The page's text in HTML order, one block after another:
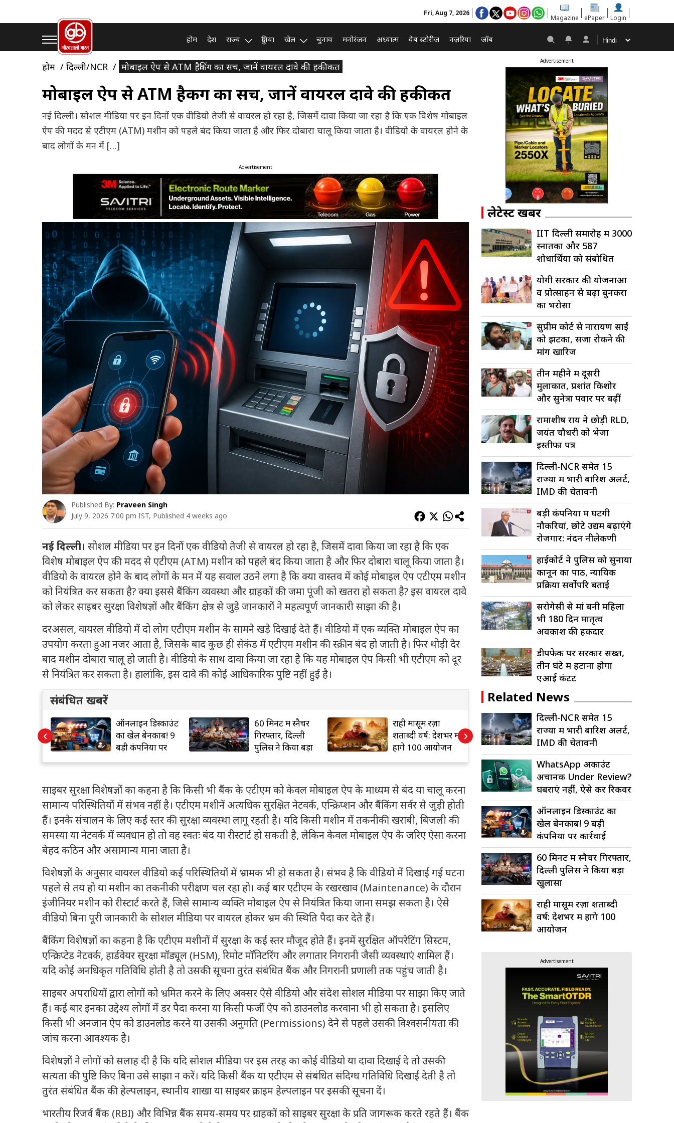
Fri, Aug 7, 2026
Magazine ePaper Login
होम देश राज्य दुनिया खेल चुनाव मनोरंजन अध्यात्म वेब स्टोरीज नज़रिया जॉब
होम दिल्ली/NCR मोबाइल ऐप से ATM हैकिंग का सच, जानें वायरल दावे की हकीकत
मोबाइल ऐप से ATM हैकिंग का सच, जानें वायरल दावे की हकीकत
नई दिल्ली। सोशल मीडिया पर इन दिनों एक वीडियो तेजी से वायरल हो रहा है, जिसमें दावा किया जा रहा है कि एक विशेष मोबाइल
ऐप की मदद से एटीएम (ATM) मशीन को पहले बंद किया जाता है और फिर दोबारा चालू किया जाता है। वीडियो के वायरल होने के
बाद लोगों के मन में […]
Advertisement
Published By: Praveen Singh
July 9, 2026 7:00 pm IST, Published 4 weeks ago
नई दिल्ली। सोशल मीडिया पर इन दिनों एक वीडियो तेजी से वायरल हो रहा है, जिसमें दावा किया जा रहा है कि एक
विशेष मोबाइल ऐप की मदद से एटीएम (ATM) मशीन को पहले बंद किया जाता है और फिर दोबारा चालू किया जाता है।
वीडियो के वायरल होने के बाद लोगों के मन में यह सवाल उठने लगा है कि क्या वास्तव में कोई मोबाइल ऐप एटीएम मशीन
को नियंत्रित कर सकता है? क्या इससे बैंकिंग व्यवस्था और ग्राहकों की जमा पूंजी को खतरा हो सकता है? इस वायरल दावे
को लेकर साइबर सुरक्षा विशेषज्ञों और बैंकिंग क्षेत्र से जुड़े जानकारों ने महत्वपूर्ण जानकारी साझा की है।
दरअसल, वायरल वीडियो में दो लोग एटीएम मशीन के सामने खड़े दिखाई देते हैं। वीडियो में एक व्यक्ति मोबाइल ऐप का
उपयोग करता हुआ नजर आता है, जिसके बाद कुछ ही सेकंड में एटीएम मशीन की स्क्रीन बंद हो जाती है। फिर थोड़ी देर
बाद मशीन दोबारा चालू हो जाती है। वीडियो के साथ दावा किया जा रहा है कि यह मोबाइल ऐप किसी भी एटीएम को दूर
से नियंत्रित कर सकता है। हालांकि, इस दावे की कोई आधिकारिक पुष्टि नहीं हुई है।
संबंधित खबरें
ऑनलाइन डिस्काउंट
का खेल बेनकाब! 9
बड़ी कंपनियों पर
कार्रवाई
60 मिनट में स्नैचर
गिरफ्तार, दिल्ली
पुलिस ने किया बड़ा
खुलासा
राही मासूम रज़ा
शताब्दी वर्ष: देशभर में
होंगे 100 आयोजन
15 साल में एक बार
खिलता है यह डायमंड
फूल, जानें राज
‹ ›
साइबर सुरक्षा विशेषज्ञों का कहना है कि किसी भी बैंक के एटीएम को केवल मोबाइल ऐप के माध्यम से बंद या चालू करना
सामान्य परिस्थितियों में संभव नहीं है। एटीएम मशीनें अत्यधिक सुरक्षित नेटवर्क, एन्क्रिप्शन और बैंकिंग सर्वर से जुड़ी होती
हैं। इनके संचालन के लिए कई स्तर की सुरक्षा व्यवस्था लागू रहती है। यदि किसी मशीन में तकनीकी खराबी, बिजली की
समस्या या नेटवर्क में व्यवधान हो तो वह स्वतः बंद या रीस्टार्ट हो सकती है, लेकिन केवल मोबाइल ऐप के जरिए ऐसा करना
बेहद कठिन और असामान्य माना जाता है।
विशेषज्ञों के अनुसार वायरल वीडियो कई परिस्थितियों में भ्रामक भी हो सकता है। संभव है कि वीडियो में दिखाई गई घटना
पहले से तय हो या मशीन का तकनीकी परीक्षण चल रहा हो। कई बार एटीएम के रखरखाव (Maintenance) के दौरान
इंजीनियर मशीन को रीस्टार्ट करते हैं, जिसे सामान्य व्यक्ति मोबाइल ऐप से नियंत्रित किया जाना समझ सकता है। ऐसे
वीडियो बिना पूरी जानकारी के सोशल मीडिया पर वायरल होकर भ्रम की स्थिति पैदा कर देते हैं।
बैंकिंग विशेषज्ञों का कहना है कि एटीएम मशीनों में सुरक्षा के कई स्तर मौजूद होते हैं। इनमें सुरक्षित ऑपरेटिंग सिस्टम,
एन्क्रिप्टेड नेटवर्क, हार्डवेयर सुरक्षा मॉड्यूल (HSM), रिमोट मॉनिटरिंग और लगातार निगरानी जैसी व्यवस्थाएं शामिल हैं।
यदि कोई अनधिकृत गतिविधि होती है तो उसकी सूचना तुरंत संबंधित बैंक और निगरानी प्रणाली तक पहुंच जाती है।
साइबर अपराधियों द्वारा लोगों को भ्रमित करने के लिए अक्सर ऐसे वीडियो और संदेश सोशल मीडिया पर साझा किए जाते
हैं। कई बार इनका उद्देश्य लोगों में डर पैदा करना या किसी फर्जी ऐप को डाउनलोड करवाना भी हो सकता है। इसलिए
किसी भी अनजान ऐप को डाउनलोड करने या उसकी अनुमति (Permissions) देने से पहले उसकी विश्वसनीयता की
जांच करना आवश्यक है।
विशेषज्ञों ने लोगों को सलाह दी है कि यदि सोशल मीडिया पर इस तरह का कोई वीडियो या दावा दिखाई दे तो उसकी
सत्यता की पुष्टि किए बिना उसे साझा न करें। यदि किसी बैंक या एटीएम से संबंधित संदिग्ध गतिविधि दिखाई देती है तो
तुरंत संबंधित बैंक की हेल्पलाइन, स्थानीय शाखा या साइबर क्राइम हेल्पलाइन पर इसकी सूचना दें।
भारतीय रिजर्व बैंक (RBI) और विभिन्न बैंक समय-समय पर ग्राहकों को साइबर सुरक्षा के प्रति जागरूक करते रहते हैं। बैंक
Advertisement
लेटेस्ट खबरें
IIT दिल्ली समारोह में 3000
स्नातकों और 587
शोधार्थियों को संबोधित
करेंगे मोदी
योगी सरकार की योजनाओं
व प्रोत्साहन से बढ़ा बुनकरों
का भरोसा
सुप्रीम कोर्ट से नारायण साईं
को झटका, सजा रोकने की
मांग खारिज
तीन महीने में दूसरी
मुलाकात, प्रशांत किशोर
और सुनेत्रा पवार पर बढ़ीं
अटकलें
रामाशीष राय ने छोड़ी RLD,
जयंत चौधरी को भेजा
इस्तीफा पत्र
दिल्ली-NCR समेत 15
राज्यों में भारी बारिश अलर्ट,
IMD की चेतावनी
बड़ी कंपनियों में घटेंगी
नौकरियां, छोटे उद्यम बढ़ाएंगे
रोजगार: नंदन नीलेकणी
हाईकोर्ट ने पुलिस को सुनाया
कानून का पाठ, न्यायिक
प्रक्रिया सर्वोपरि बताई
सरोगेसी से मां बनी महिला
भी 180 दिन मातृत्व
अवकाश की हकदार
डीपफेक पर सरकार सख्त,
तीन घंटे में हटाना होगा
एआई कंटेंट
Related News
दिल्ली-NCR समेत 15
राज्यों में भारी बारिश अलर्ट,
IMD की चेतावनी
WhatsApp अकाउंट
अचानक Under Review?
घबराएं नहीं, ऐसे करें रिकवर
ऑनलाइन डिस्काउंट का
खेल बेनकाब! 9 बड़ी
कंपनियों पर कार्रवाई
60 मिनट में स्नैचर गिरफ्तार,
दिल्ली पुलिस ने किया बड़ा
खुलासा
राही मासूम रज़ा शताब्दी
वर्ष: देशभर में होंगे 100
आयोजन
Advertisement